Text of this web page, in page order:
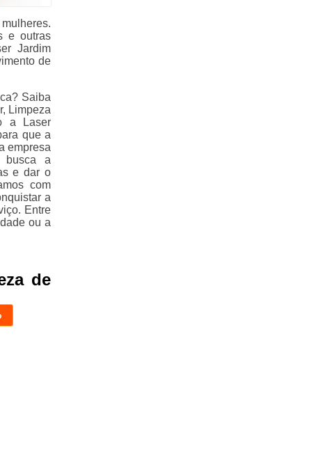
e outras
Jardim
de
Saiba
Limpeza
a Laser
que a
empresa
busca a
e dar o
com
a
Entre
ou a
de